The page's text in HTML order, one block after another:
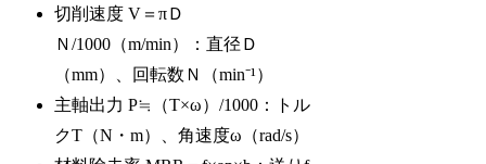
切削速度 V＝πＤ
Ｎ/1000（m/min）：直径Ｄ
（mm）、回転数Ｎ（min⁻¹）
主軸出力 P≒（T×ω）/1000：トル
クT（N・m）、角速度ω（rad/s）